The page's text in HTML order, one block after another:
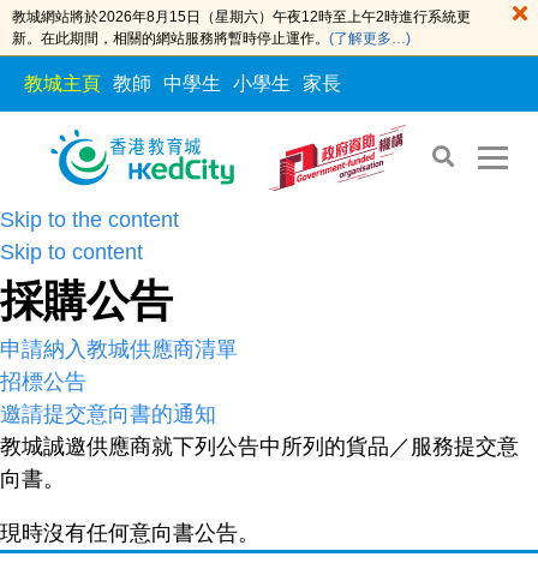
教城網站將於2026年8月15日（星期六）午夜12時至上午2時進行系統更
新。在此期間，相關的網站服務將暫時停止運作。 (了解更多…)
教城主頁 教師 中學生 小學生 家長
Skip to the content
Skip to content
採購公告
申請納入教城供應商清單​
招標公告
邀請提交意向書的通知
教城誠邀供應商就下列公告中所列的貨品 ／ 服務提交意
向書。
現時沒有任何意向書公告。